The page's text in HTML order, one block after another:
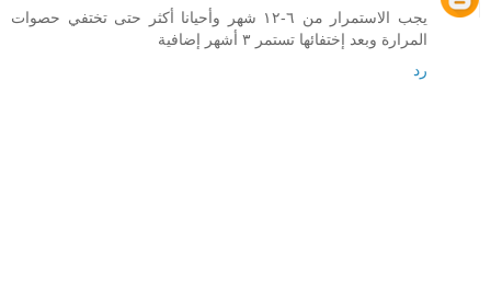
يجب الاستمرار من ٦-١٢ شهر وأحيانا أكثر حتى تختفي حصوات
المرارة وبعد إختفائها تستمر ٣ أشهر إضافية
رد